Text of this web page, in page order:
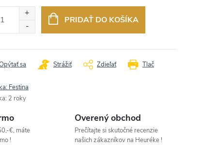
PRIDAŤ DO KOŠÍKA
Tlač
sa Strážiť Zdieľať
Festina
: 2 roky
€, máte
!
Overený obchod
Prečítajte si skutočné recenzie
našich zákazníkov na Heuréke !